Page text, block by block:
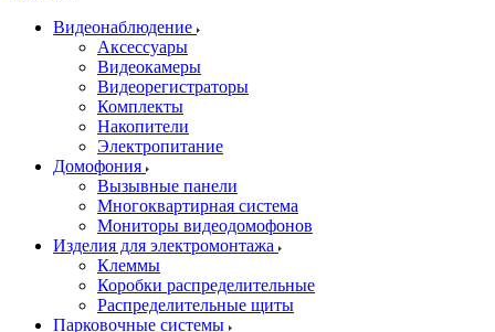
Видеонаблюдение
Аксессуары
Видеокамеры
Видеорегистраторы
Комплекты
Накопители
Электропитание
Домофония
Вызывные панели
Многоквартирная система
Мониторы видеодомофонов
Изделия для электромонтажа
Клеммы
Коробки распределительные
Распределительные щиты
Парковочные системы